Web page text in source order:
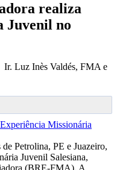
realiza
Juvenil no
Ir. Luz Inès Valdés, FMA e
Petrolina, PE e Juazeiro,
Juvenil Salesiana,
(BRE-FMA). A